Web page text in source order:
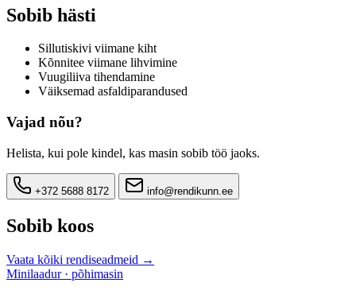
Sobib hästi
Sillutiskivi viimane kiht
Kõnnitee viimane lihvimine
Vuugiliiva tihendamine
Väiksemad asfaldiparandused
Vajad nõu?
Helista, kui pole kindel, kas masin sobib töö jaoks.
+372 5688 8172 info@rendikunn.ee
Sobib koos
Vaata kõiki rendiseadmeid →
Minilaadur · põhimasin